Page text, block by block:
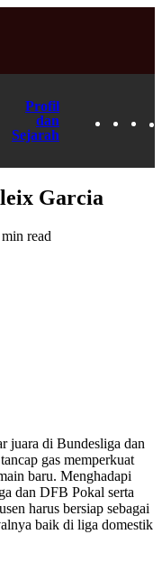
Profil
dan
Sejarah
Garcia
read
juara di Bundesliga dan
gas memperkuat
baru. Menghadapi
dan DFB Pokal serta
harus bersiap sebagai
baik di liga domestik